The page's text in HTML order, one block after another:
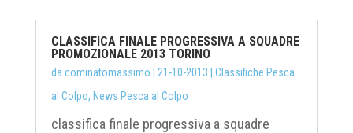
CLASSIFICA FINALE PROGRESSIVA A SQUADRE
PROMOZIONALE 2013 TORINO
da cominatomassimo 21-10-2013
Classifiche Pesca
al Colpo, News Pesca al Colpo
classifica finale progressiva a squadre